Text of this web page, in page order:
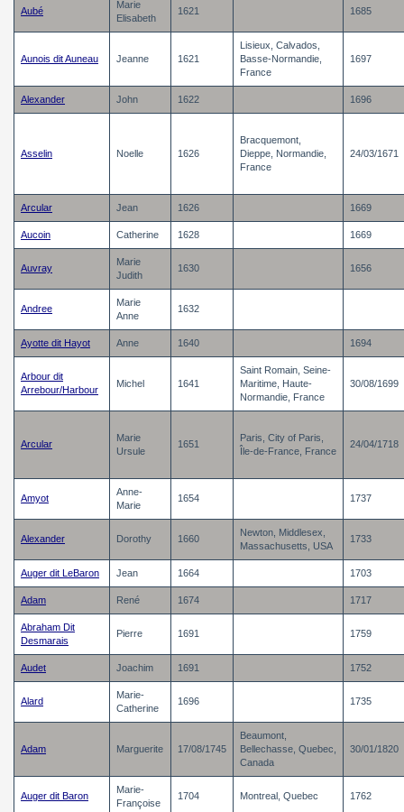
Aubé
Marie
Elisabeth
1621 1685
Aunois dit Auneau Jeanne 1621
Lisieux, Calvados,
Basse-Normandie,
France
1697
Alexander John 1622 1696
Asselin Noelle 1626
Bracquemont,
Dieppe, Normandie,
France
24/03/1671
Arcular Jean 1626 1669
Aucoin Catherine 1628 1669
Auvray
Marie
Judith
1630 1656
Andree
Marie
Anne
1632
Ayotte dit Hayot Anne 1640 1694
Arbour dit
Arrebour/Harbour
Michel 1641
Saint Romain, Seine-
Maritime, Haute-
Normandie, France
30/08/1699
Arcular
Marie
Ursule
1651
Paris, City of Paris,
Île-de-France, France
24/04/1718
Amyot
Anne-
Marie
1654 1737
Alexander Dorothy 1660
Newton, Middlesex,
Massachusetts, USA
1733
Auger dit LeBaron Jean 1664 1703
Adam René 1674 1717
Abraham Dit
Desmarais
Pierre 1691 1759
Audet Joachim 1691 1752
Alard
Marie-
Catherine
1696 1735
Adam Marguerite 17/08/1745
Beaumont,
Bellechasse, Quebec,
Canada
30/01/1820
Auger dit Baron
Marie-
Françoise
1704 Montreal, Quebec 1762